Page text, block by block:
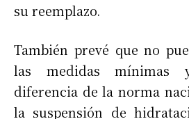
su reemplazo.
También prevé que no
las medidas mínimas
diferencia de la norma
la suspensión de